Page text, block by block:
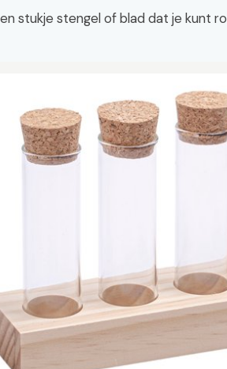
stukje stengel of blad dat je kunt